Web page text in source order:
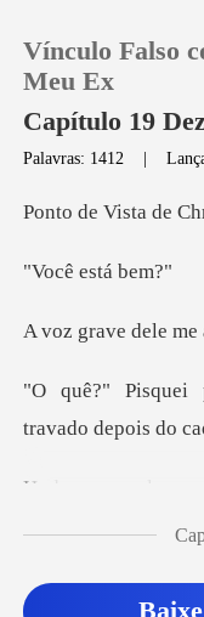
Histórico
Sair
Vínculo Falso
Meu Ex
Capítulo 19
Palavras: 1412 |
Vista de
está
me
travad
penetrantes